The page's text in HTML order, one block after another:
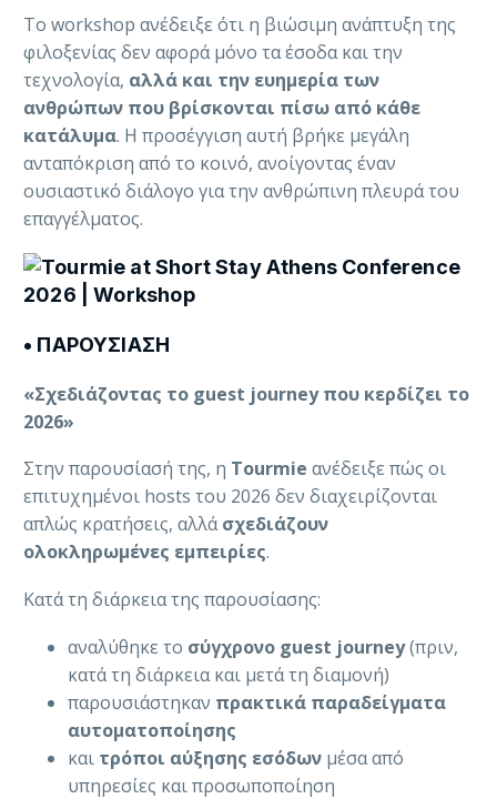
Το workshop ανέδειξε ότι η βιώσιμη ανάπτυξη της
φιλοξενίας δεν αφορά μόνο τα έσοδα και την
τεχνολογία, αλλά και την ευημερία των
ανθρώπων που βρίσκονται πίσω από κάθε
κατάλυμα. Η προσέγγιση αυτή βρήκε μεγάλη
ανταπόκριση από το κοινό, ανοίγοντας έναν
ουσιαστικό διάλογο για την ανθρώπινη πλευρά του
επαγγέλματος.
• ΠΑΡΟΥΣΙΑΣΗ
«Σχεδιάζοντας το guest journey που κερδίζει το
2026»
Στην παρουσίασή της, η Tourmie ανέδειξε πώς οι
επιτυχημένοι hosts του 2026 δεν διαχειρίζονται
απλώς κρατήσεις, αλλάσχεδιάζουν
ολοκληρωμένες εμπειρίες.
Κατά τη διάρκεια της παρουσίασης:
αναλύθηκε το σύγχρονο guest journey(πριν,
κατά τη διάρκεια και μετά τη διαμονή)
παρουσιάστηκαν πρακτικά παραδείγματα
αυτοματοποίησης
και τρόποι αύξησης εσόδων μέσα από
υπηρεσίες και προσωποποίηση